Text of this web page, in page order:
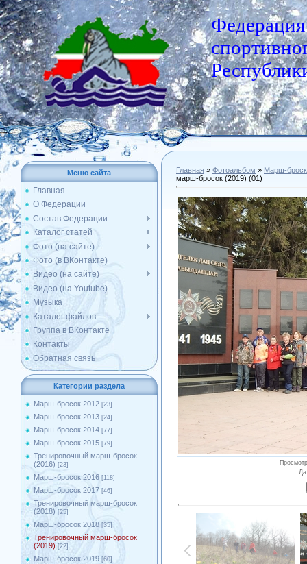
Федерация
Меню сайта
Главная
О Федерации
Состав Федерации
Каталог статей
Фото (на сайте)
Фото (в ВКонтакте)
Видео (на сайте)
Видео (на Youtube)
Музыка
Каталог файлов
Группа в ВКонтакте
Контакты
Обратная связь
Категории раздела
Марш-бросок 2012 [23]
Марш-бросок 2013 [24]
Марш-бросок 2014 [77]
Марш-бросок 2015 [79]
Тренировочный марш-бросок
(2016) [23]
Марш-бросок 2016 [118]
Марш-бросок 2017 [46]
Тренировочный марш-бросок
(2018) [25]
Марш-бросок 2018 [35]
Тренировочный марш-бросок
(2019) [22]
Марш-бросок 2019 [60]
Главная » Фотоальбом » Марш-
марш-бросок (2019) (01)